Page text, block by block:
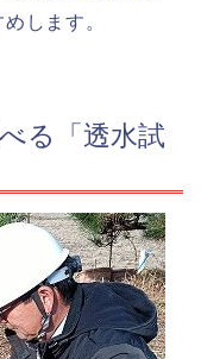
します。
る「透水試